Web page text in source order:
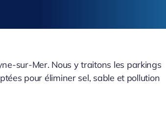
sur-Mer. Nous y traitons les parkings
pour éliminer sel, sable et pollution